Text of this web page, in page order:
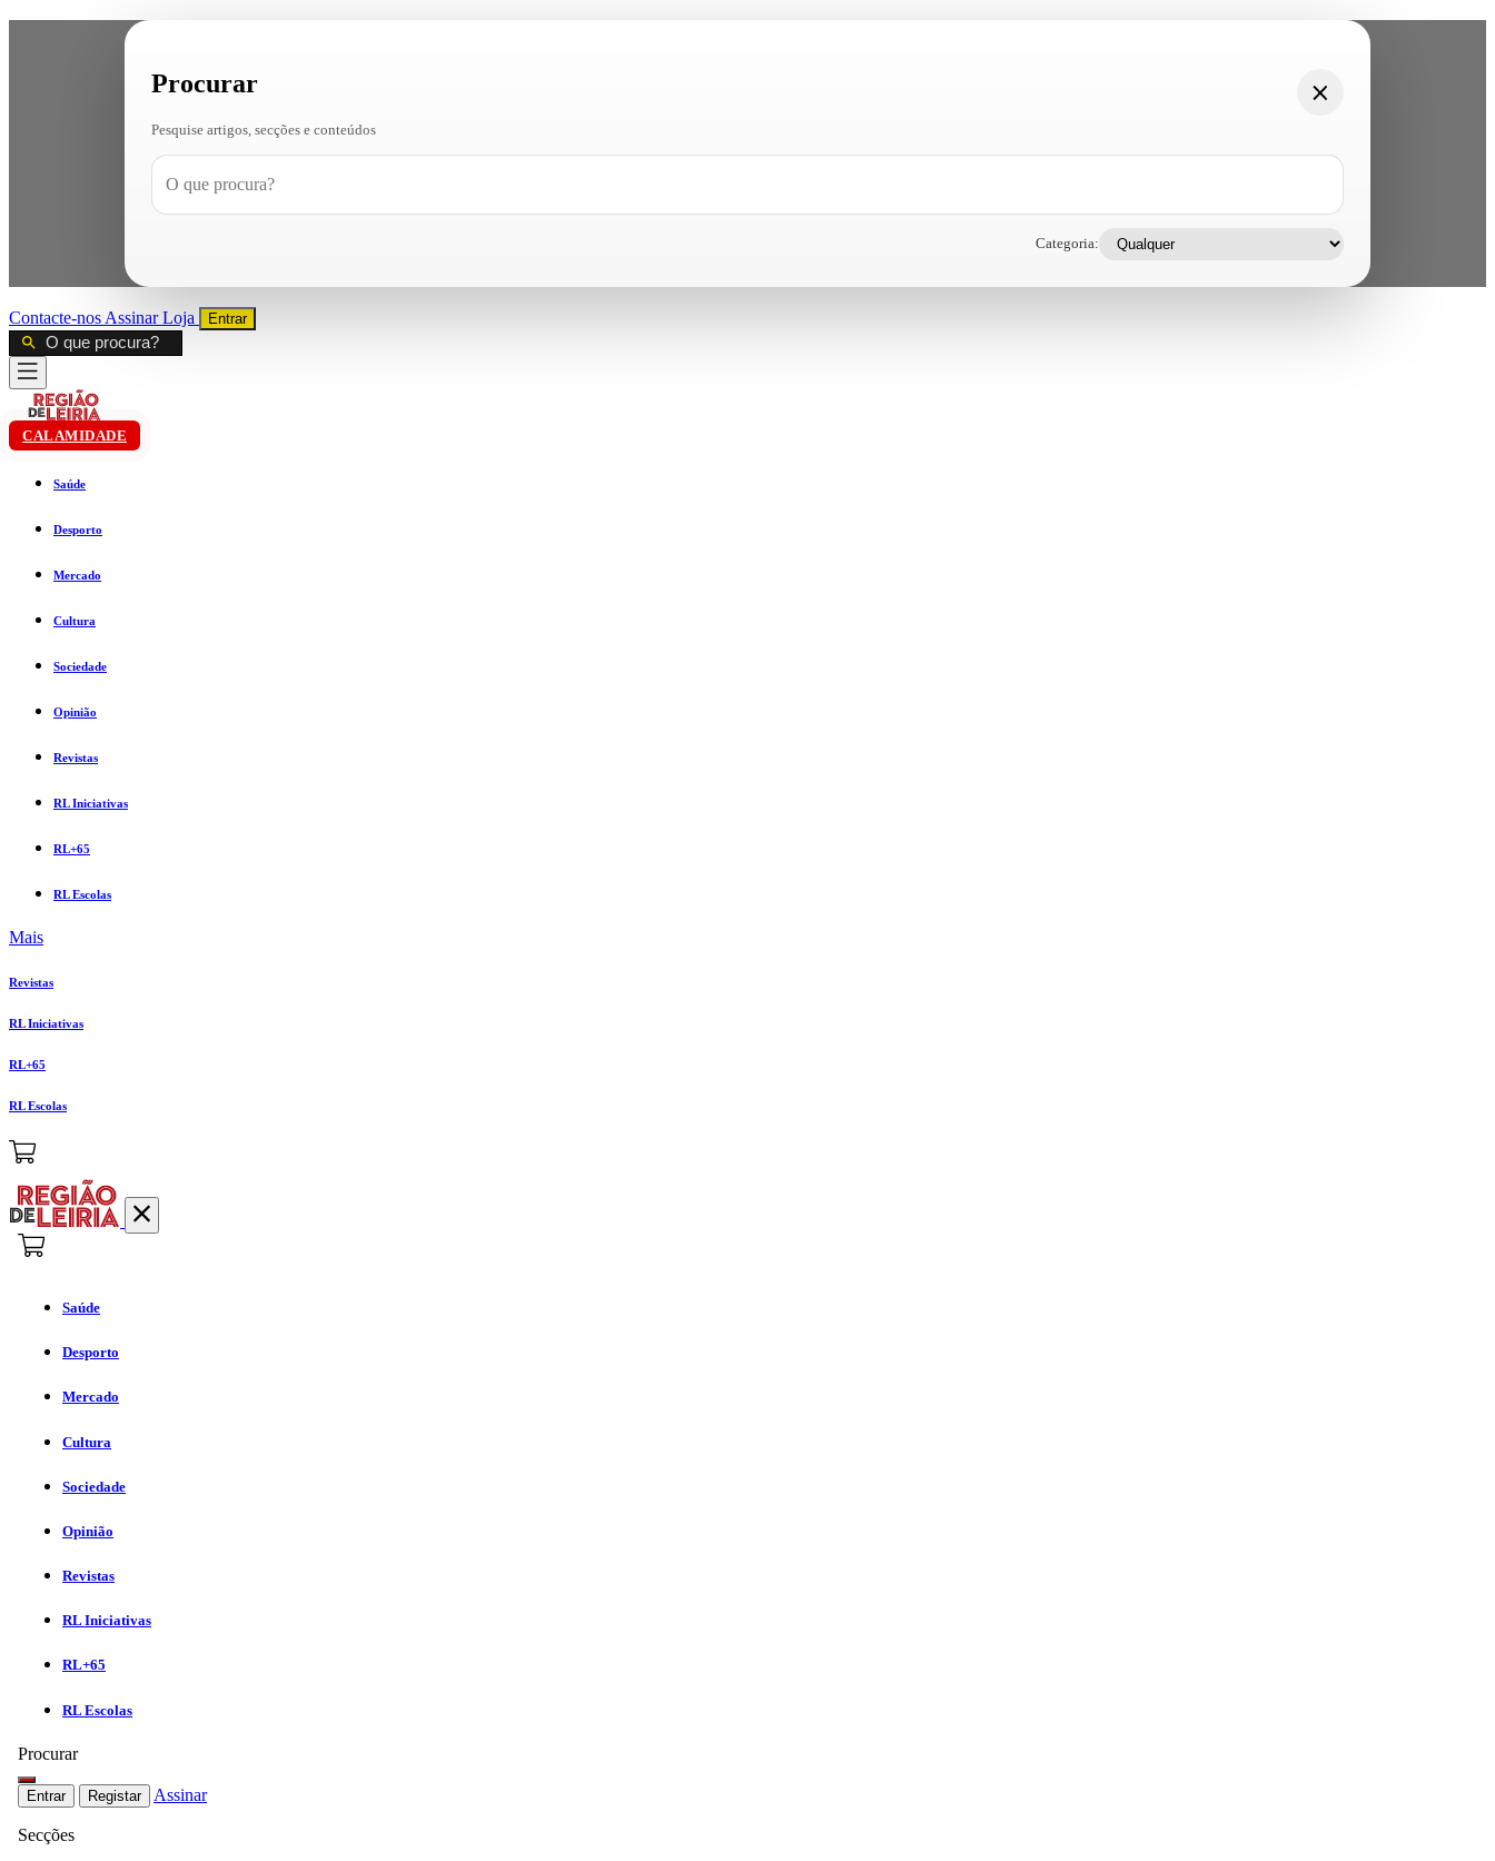
Procurar
Pesquise artigos, secções e conteúdos
Categoria:
Contacte-nos AssinarLoja Entrar
CALAMIDADE
Saúde
Desporto
Mercado
Cultura
Sociedade
Opinião
Revistas
RL Iniciativas
RL+65
RL Escolas
Mais
Revistas
RL Iniciativas
RL+65
RL Escolas
Saúde
Desporto
Mercado
Cultura
Sociedade
Opinião
Revistas
RL Iniciativas
RL+65
RL Escolas
Procurar
Entrar Registar Assinar
Secções